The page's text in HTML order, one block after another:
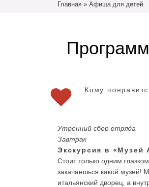
Главная » Афиша для детей
Кому
Утренний сбор отряда
Завтрак
Экскурсия в «Музей
Стоит только одним
закачаешься какой
итальянский дворец, а